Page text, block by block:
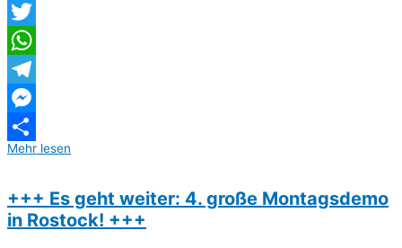
Facebook
Twitter
WhatsApp
Telegram
Messenger
Teilen
Mehr lesen
+++ Es geht weiter: 4. große Montagsdemo
in Rostock! +++